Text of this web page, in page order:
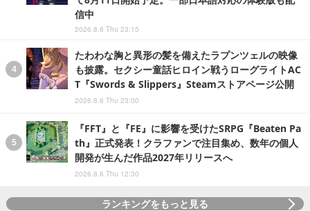
信中
2026.8.6 Thu 23:15
たわわな胸と異形の髪を備えたラプンツェルの映像
も披露。セクシー童話ヒロイン戦うローグライトAC
T『Swords & Slippers』Steamストアページ公開
2026.8.6 Thu 23:00
『FFT』と『FE』に影響を受けたSRPG『Beaten Pa
th』正式発表！クラファンで注目集め、数年の個人
開発が生んだ作品2027年リリースへ
2026.8.6 Thu 12:30
ランキングをもっと見る